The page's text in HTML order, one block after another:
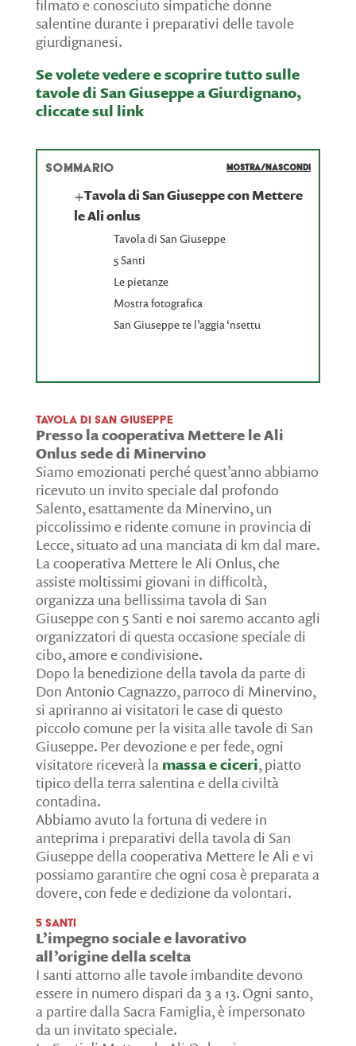
filmato e conosciuto simpatiche donne
salentine durante i preparativi delle tavole
giurdignanesi.
Se volete vedere e scoprire tutto sulle
tavole di San Giuseppe a Giurdignano,
cliccate sul link
MOSTRA/NASCONDI
SOMMARIO
+Tavola di San Giuseppe con Mettere
le Ali onlus
Tavola di San Giuseppe
5 Santi
Le pietanze
Mostra fotografica
San Giuseppe te l’aggia ‘nsettu
Tavola di San Giuseppe
Presso la cooperativa Mettere le Ali
Onlus sede di Minervino
Siamo emozionati perché quest’anno abbiamo
ricevuto un invito speciale dal profondo
Salento, esattamente da Minervino, un
piccolissimo e ridente comune in provincia di
Lecce, situato ad una manciata di km dal mare.
La cooperativa Mettere le Ali Onlus, che
assiste moltissimi giovani in difficoltà,
organizza una bellissima tavola di San
Giuseppe con 5 Santi e noi saremo accanto agli
organizzatori di questa occasione speciale di
cibo, amore e condivisione.
Dopo la benedizione della tavola da parte di
Don Antonio Cagnazzo, parroco di Minervino,
si apriranno ai visitatori le case di questo
piccolo comune per la visita alle tavole di San
Giuseppe. Per devozione e per fede, ogni
visitatore riceverà la massa e ciceri, piatto
tipico della terra salentina e della civiltà
contadina.
Abbiamo avuto la fortuna di vedere in
anteprima i preparativi della tavola di San
Giuseppe della cooperativa Mettere le Ali e vi
possiamo garantire che ogni cosa è preparata a
dovere, con fede e dedizione da volontari.
5 Santi
L’impegno sociale e lavorativo
all’origine della scelta
I santi attorno alle tavole imbandite devono
essere in numero dispari da 3 a 13. Ogni santo,
a partire dalla Sacra Famiglia, è impersonato
da un invitato speciale.